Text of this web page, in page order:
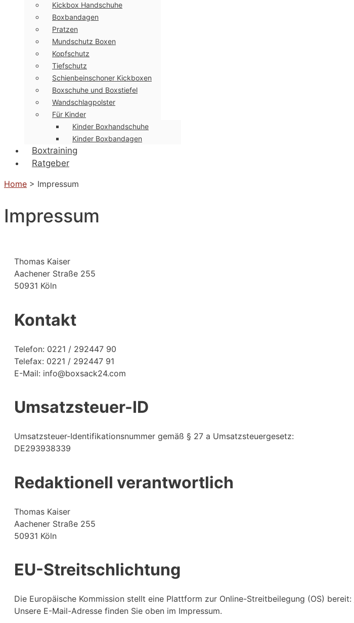
Kickbox Handschuhe
Boxbandagen
Pratzen
Mundschutz Boxen
Kopfschutz
Tiefschutz
Schienbeinschoner Kickboxen
Boxschuhe und Boxstiefel
Wandschlagpolster
Für Kinder
Kinder Boxhandschuhe
Kinder Boxbandagen
Boxtraining
Ratgeber
Home > Impressum
Impressum
Thomas Kaiser
Aachener Straße 255
50931 Köln
Kontakt
Telefon: 0221 / 292447 90
Telefax: 0221 / 292447 91
E-Mail: info@boxsack24.com
Umsatzsteuer-ID
Umsatzsteuer-Identifikationsnummer gemäß § 27 a Umsatzsteuergesetz:
DE293938339
Redaktionell verantwortlich
Thomas Kaiser
Aachener Straße 255
50931 Köln
EU-Streitschlichtung
Die Europäische Kommission stellt eine Plattform zur Online-Streitbeilegung (OS) bereit:
Unsere E-Mail-Adresse finden Sie oben im Impressum.